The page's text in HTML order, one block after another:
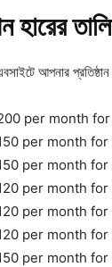
হারের
আপনার
per month
per month
per month
per month
per month
per month
per month